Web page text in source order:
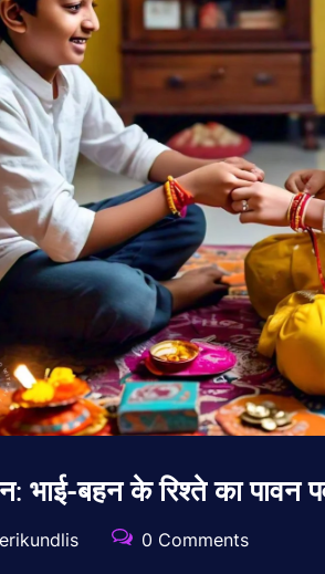
भाई-बहन के रिश्ते का
0 Comments